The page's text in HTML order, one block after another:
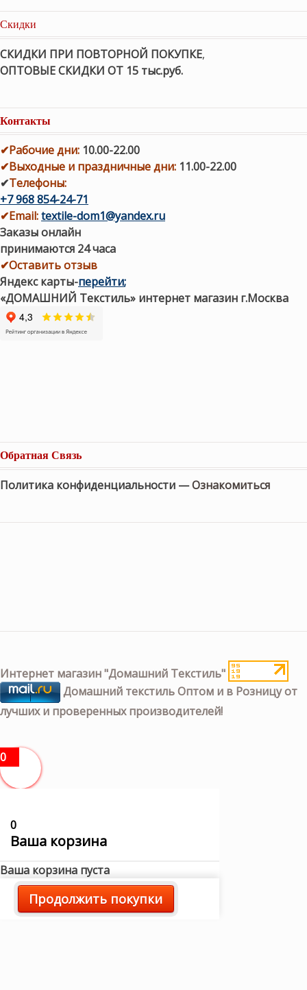
Скидки
СКИДКИ ПРИ ПОВТОРНОЙ ПОКУПКЕ,
ОПТОВЫЕ СКИДКИ ОТ 15 тыс.руб.
Контакты
✔Рабочие дни: 10.00-22.00
✔Выходные и праздничные дни: 11.00-22.00
✔Телефоны:
+7 968 854-24-71
✔Email:textile-dom1@yandex.ru
Заказы онлайн
принимаются 24 часа
✔Оставить отзыв
Яндекс карты-перейти;
«ДОМАШНИЙ Текстиль» интернет магазин г.Москва
Обратная Связь
Политика конфиденциальности —Ознакомиться
Интернет магазин "Домашний Текстиль"
Домашний текстиль Оптом и в Розницу от
лучших и проверенных производителей!
0
0
Ваша корзина
Ваша корзина пуста
Продолжить покупки